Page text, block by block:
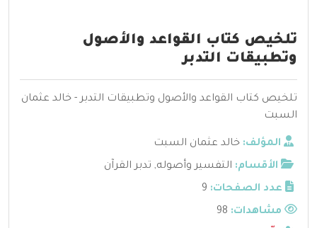
تلخيص كتاب القواعد والأصول
وتطبيقات التدبر
تلخيص كتاب القواعد والأصول وتطبيقات التدبر - خالد عثمان
السبت
المؤلف: خالد عثمان السبت
الأقسام: التفسير وأصوله, تدبر القرآن
عدد الصفحات: 9
مشاهدات: